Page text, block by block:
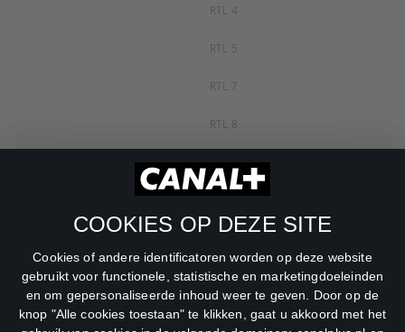
COOKIES OP DEZE SITE
Cookies of andere identificatoren worden op deze website
gebruikt voor functionele, statistische en marketingdoeleinden
en om gepersonaliseerde inhoud weer te geven. Door op de
knop "Alle cookies toestaan" te klikken, gaat u akkoord met het
RTL 4
RTL 5
RTL 7
RTL 8
RTL Z
SBS6
Net5
Veronica
DreamWorks Channel